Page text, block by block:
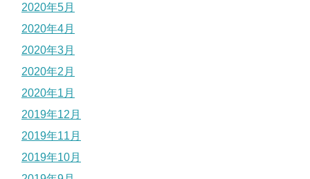
2020年5月
2020年4月
2020年3月
2020年2月
2020年1月
2019年12月
2019年11月
2019年10月